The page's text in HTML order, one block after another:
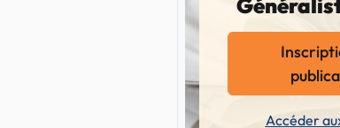
Accéder